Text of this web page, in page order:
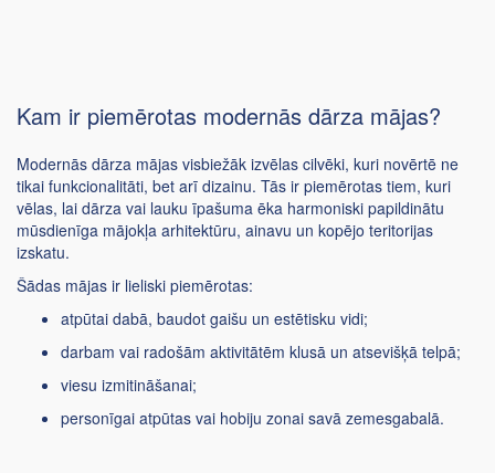
Kam ir piemērotas modernās dārza mājas?
Modernās dārza mājas visbiežāk izvēlas cilvēki, kuri novērtē ne
tikai funkcionalitāti, bet arī dizainu. Tās ir piemērotas tiem, kuri
vēlas, lai dārza vai lauku īpašuma ēka harmoniski papildinātu
mūsdienīga mājokļa arhitektūru, ainavu un kopējo teritorijas
izskatu.
Šādas mājas ir lieliski piemērotas:
atpūtai dabā, baudot gaišu un estētisku vidi;
darbam vai radošām aktivitātēm klusā un atsevišķā telpā;
viesu izmitināšanai;
personīgai atpūtas vai hobiju zonai savā zemesgabalā.